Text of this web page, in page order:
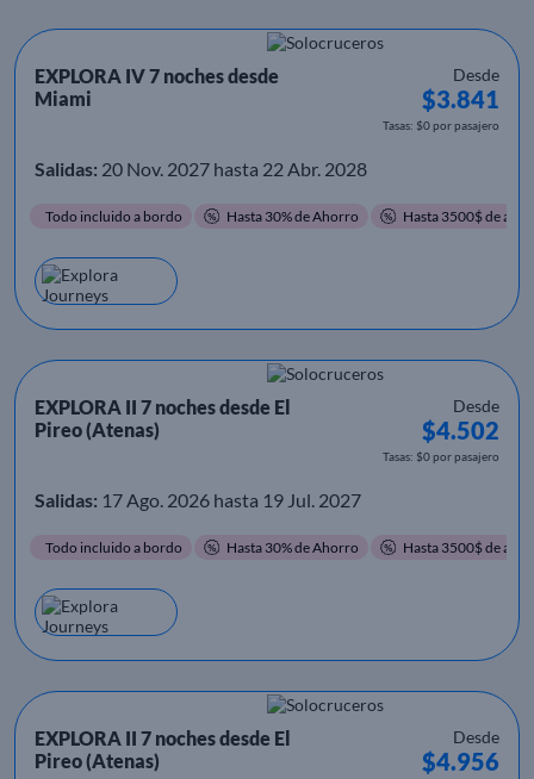
EXPLORA IV 7 noches desde
Miami
Desde
$3.841
Tasas: $0 por pasajero
Salidas: 20 Nov. 2027 hasta 22 Abr. 2028
Todo incluido a bordo Hasta 30% de Ahorro Hasta 3500$ de
EXPLORA II 7 noches desde El
Pireo (Atenas)
Desde
$4.502
Tasas: $0 por pasajero
Salidas: 17 Ago. 2026 hasta 19 Jul. 2027
Todo incluido a bordo Hasta 30% de Ahorro Hasta 3500$ de
EXPLORA II 7 noches desde El
Pireo (Atenas)
Desde
$4.956